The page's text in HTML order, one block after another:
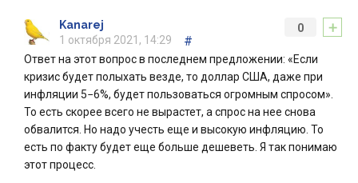
+
0
Kanarej
1 октября 2021, 14:29
#
Ответ на этот вопрос в последнем предложении: «Если
кризис будет полыхать везде, то доллар США, даже при
инфляции 5−6%, будет пользоваться огромным спросом».
То есть скорее всего не вырастет, а спрос на нее снова
обвалится. Но надо учесть еще и высокую инфляцию. То
есть по факту будет еще больше дешеветь. Я так понимаю
этот процесс.